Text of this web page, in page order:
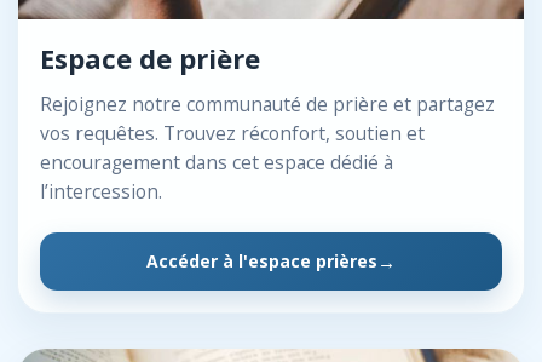
Espace de prière
Rejoignez notre communauté de prière et partagez
vos requêtes. Trouvez réconfort, soutien et
encouragement dans cet espace dédié à
l’intercession.
Accéder à l'espace prières